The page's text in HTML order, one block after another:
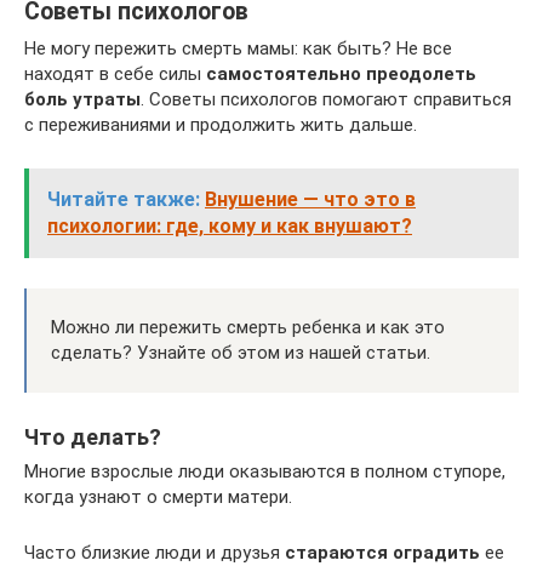
Советы психологов
Не могу пережить смерть мамы: как быть? Не все
находят в себе силы самостоятельно преодолеть
боль утраты. Советы психологов помогают справиться
с переживаниями и продолжить жить дальше.
Читайте также: Внушение — что это в
психологии: где, кому и как внушают?
Можно ли пережить смерть ребенка и как это
сделать? Узнайте об этом из нашей статьи.
Что делать?
Многие взрослые люди оказываются в полном ступоре,
когда узнают о смерти матери.
Часто близкие люди и друзья стараются оградить ее